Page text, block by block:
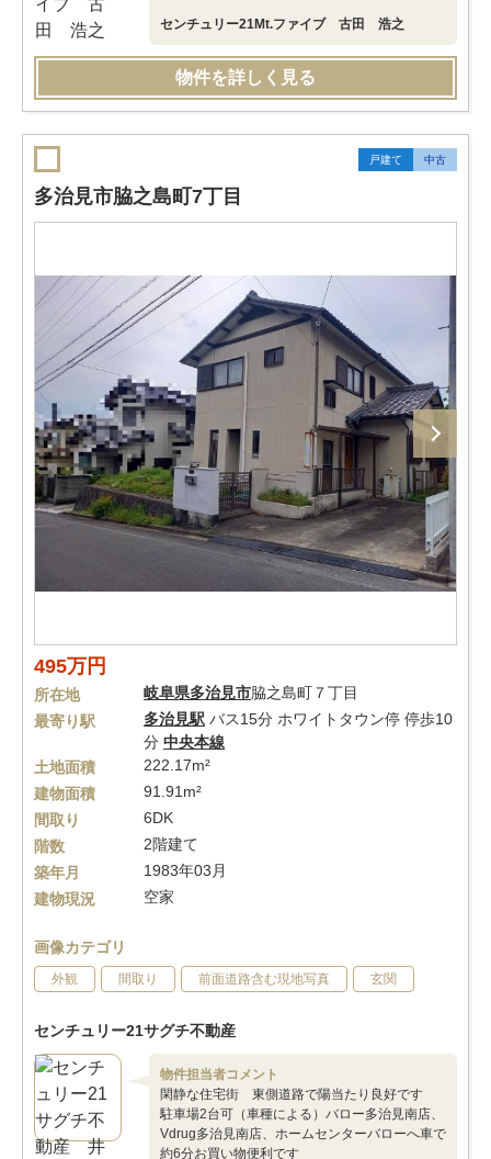
センチュリー21Mt.ファイブ 古田 浩之
物件を詳しく見る
戸建て 中古
多治見市脇之島町7丁目
495万円
所在地 岐阜県多治見市脇之島町７丁目
最寄り駅
多治見駅 バス15分 ホワイトタウン停 停歩10
分 中央本線
土地面積
222.17m²
建物面積
91.91m²
間取り
6DK
階数
2階建て
築年月
1983年03月
建物現況
空家
画像カテゴリ
外観 間取り 前面道路含む現地写真 玄関
センチュリー21サグチ不動産
物件担当者コメント
閑静な住宅街 東側道路で陽当たり良好です
駐車場2台可（車種による）バロー多治見南店、
Vdrug多治見南店、ホームセンターバローへ車で
約6分お買い物便利です